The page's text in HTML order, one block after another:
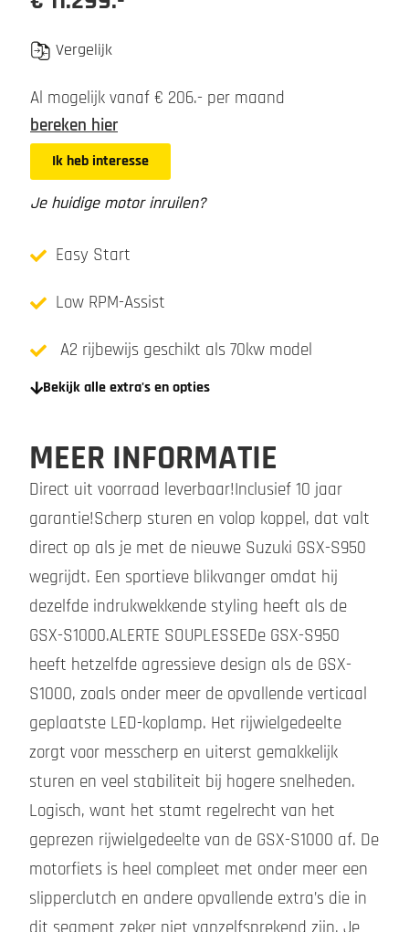
Vergelijk
Al mogelijk vanaf € 206.- per maand
bereken hier
Ik heb interesse
Je huidige motor inruilen?
Easy Start
Low RPM-Assist
A2 rijbewijs geschikt als 70kw model
Bekijk alle extra's en opties
MEER INFORMATIE
Direct uit voorraad leverbaar!Inclusief 10 jaar
garantie!Scherp sturen en volop koppel, dat valt
direct op als je met de nieuwe Suzuki GSX-S950
wegrijdt. Een sportieve blikvanger omdat hij
dezelfde indrukwekkende styling heeft als de
GSX-S1000.ALERTE SOUPLESSEDe GSX-S950
heeft hetzelfde agressieve design als de GSX-
S1000, zoals onder meer de opvallende verticaal
geplaatste LED-koplamp. Het rijwielgedeelte
zorgt voor messcherp en uiterst gemakkelijk
sturen en veel stabiliteit bij hogere snelheden.
Logisch, want het stamt regelrecht van het
geprezen rijwielgedeelte van de GSX-S1000 af. De
motorfiets is heel compleet met onder meer een
slipperclutch en andere opvallende extra’s die in